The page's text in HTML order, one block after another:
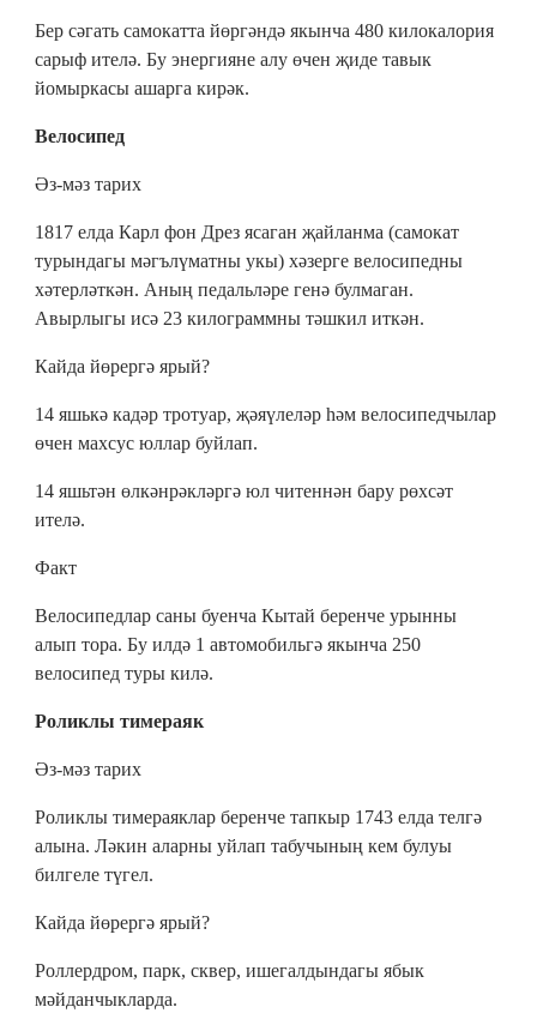
Бер сәгать самокатта йөргәндә якынча 480 килокалория
сарыф ителә. Бу энергияне алу өчен җиде тавык
йомыркасы ашарга кирәк.
Велосипед
Әз-мәз тарих
1817 елда Карл фон Дрез ясаган җайланма (самокат
турындагы мәгълүматны укы) хәзерге велосипедны
хәтерләткән. Аның педальләре генә булмаган.
Авырлыгы исә 23 килограммны тәшкил иткән.
Кайда йөрергә ярый?
14 яшькә кадәр тротуар, җәяүлеләр һәм велосипедчылар
өчен махсус юллар буйлап.
14 яшьтән өлкәнрәкләргә юл читеннән бару рөхсәт
ителә.
Факт
Велосипедлар саны буенча Кытай беренче урынны
алып тора. Бу илдә 1 автомобильгә якынча 250
велосипед туры килә.
Роликлы тимераяк
Әз-мәз тарих
Роликлы тимераяклар беренче тапкыр 1743 елда телгә
алына. Ләкин аларны уйлап табучының кем булуы
билгеле түгел.
Кайда йөрергә ярый?
Роллердром, парк, сквер, ишегалдындагы ябык
мәйданчыкларда.